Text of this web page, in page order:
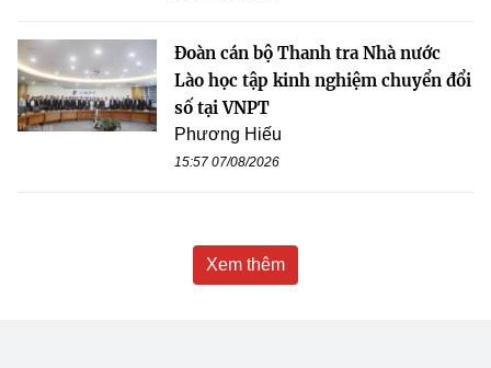
Đoàn cán bộ Thanh tra Nhà nước
Lào học tập kinh nghiệm chuyển đổi
số tại VNPT
Phương Hiếu
15:57 07/08/2026
Xem thêm